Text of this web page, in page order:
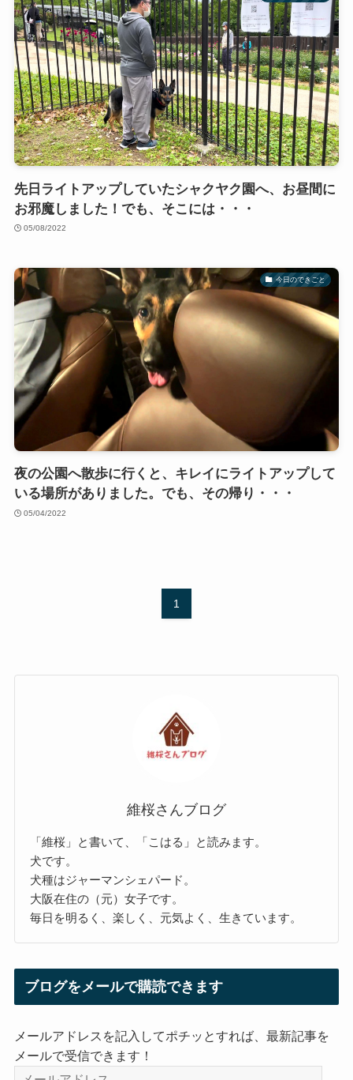
先日ライトアップしていたシャクヤク園へ、お昼間に
お邪魔しました！でも、そこには・・・
05/08/2022
今日のできごと
夜の公園へ散歩に行くと、キレイにライトアップして
いる場所がありました。でも、その帰り・・・
05/04/2022
1
維桜さんブログ
「維桜」と書いて、「こはる」と読みます。
犬です。
犬種はジャーマンシェパード。
大阪在住の（元）女子です。
毎日を明るく、楽しく、元気よく、生きています。
ブログをメールで購読できます
メールアドレスを記入してポチッとすれば、最新記事を
メールで受信できます！
メ